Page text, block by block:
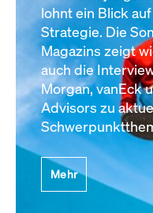
lohnt ein Blick
Strategie. Die
Magazins zeigt
auch die
Morgan, vanEck
Advisors zu
Mehr